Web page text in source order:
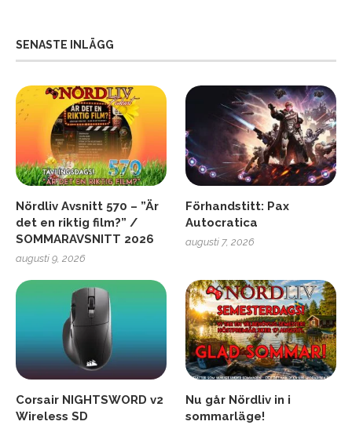
SENASTE INLÄGG
Nördliv Avsnitt 570 – ”Är
det en riktig film?” /
SOMMARAVSNITT 2026
augusti 9, 2026
Förhandstitt: Pax
Autocratica
augusti 7, 2026
Corsair NIGHTSWORD v2
Wireless SD
Nu går Nördliv in i
sommarläge!